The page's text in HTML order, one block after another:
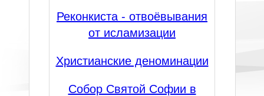
Реконкиста - отвоёвывания
от исламизации
Христианские деноминации
Собор Святой Софии в